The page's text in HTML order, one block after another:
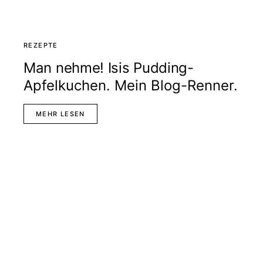
REZEPTE
Man nehme! Isis Pudding-
Apfelkuchen. Mein Blog-Renner.
MEHR LESEN